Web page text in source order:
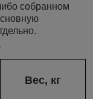
собранном
Вес, кг